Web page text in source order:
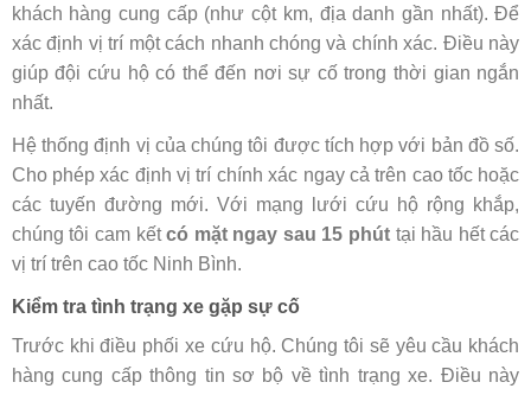
khách hàng cung cấp (như cột km, địa danh gần nhất). Để
xác định vị trí một cách nhanh chóng và chính xác. Điều này
giúp đội cứu hộ có thể đến nơi sự cố trong thời gian ngắn
nhất.
Hệ thống định vị của chúng tôi được tích hợp với bản đồ số.
Cho phép xác định vị trí chính xác ngay cả trên cao tốc hoặc
các tuyến đường mới. Với mạng lưới cứu hộ rộng khắp,
chúng tôi cam kếtcó mặt ngay sau 15 phúttại hầu hết các
vị trí trên cao tốc Ninh Bình.
Kiểm tra tình trạng xe gặp sự cố
Trước khi điều phối xe cứu hộ. Chúng tôi sẽ yêu cầu khách
hàng cung cấp thông tin sơ bộ về tình trạng xe. Điều này